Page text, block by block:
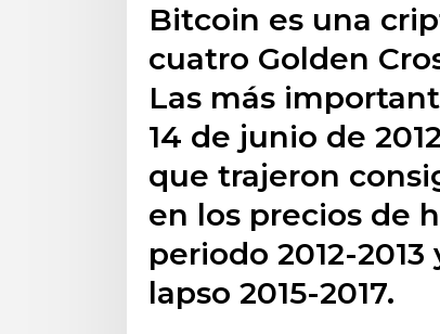
Bitcoin es una
cuatro Golden
Las más
14 de junio de
que trajeron
en los precios de
periodo 2012-
lapso 2015-2017.